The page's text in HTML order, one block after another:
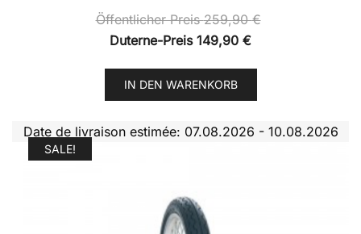
Öffentlicher Preis259,90€
Duterne-Preis 149,90 €
IN DEN WARENKORB
Date de livraison estimée: 07.08.2026 - 10.08.2026
SALE!